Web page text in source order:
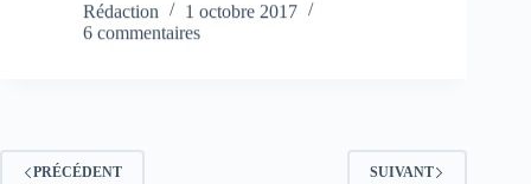
Rédaction
1 octobre 2017
6 commentaires
PRÉCÉDENT SUIVANT